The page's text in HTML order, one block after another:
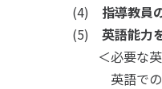
(4) 指導教員
(5) 英語能力
＜必要な英
英語でのデ